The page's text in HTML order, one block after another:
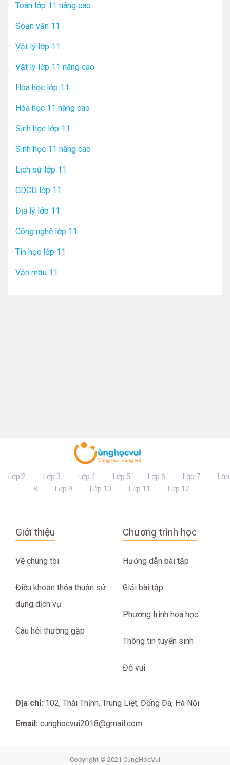
Toán lớp 11 nâng cao
Soạn văn 11
Vật lý lớp 11
Vật lý lớp 11 nâng cao
Hóa học lớp 11
Hóa học 11 nâng cao
Sinh học lớp 11
Sinh học 11 nâng cao
Lịch sử lớp 11
GDCD lớp 11
Địa lý lớp 11
Công nghệ lớp 11
Tin học lớp 11
Văn mẫu 11
Lớp 2 Lớp 3 Lớp 4 Lớp 5 Lớp 6 Lớp 7
Lớp
8
Lớp 9 Lớp 10 Lớp 11 Lớp 12
Giới thiệu
Về chúng tôi
Điều khoản thỏa thuận sử
dụng dịch vụ
Câu hỏi thường gặp
Chương trình học
Hướng dẫn bài tập
Giải bài tập
Phương trình hóa học
Thông tin tuyển sinh
Đố vui
Địa chỉ: 102, Thái Thịnh, Trung Liệt, Đống Đa, Hà Nội
Email: cunghocvui2018@gmail.com
Copyright © 2021 CungHocVui